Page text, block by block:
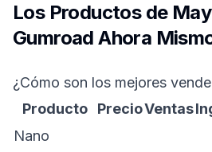
Los Productos de
Gumroad Ahora
¿Cómo son los mejores
Producto
PrecioVentas
Nano